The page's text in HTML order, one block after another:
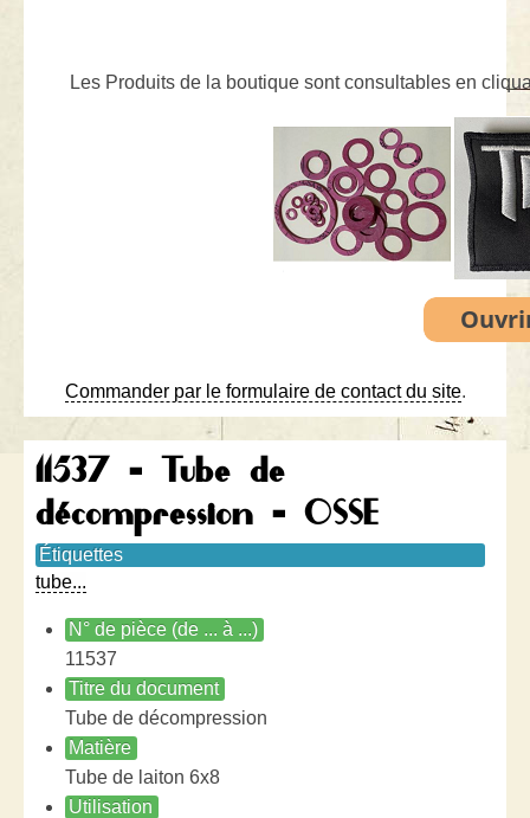
Les Produits de la boutique sont consultables en
Commander par le formulaire de contact du site.
11537 - Tube de
décompression - OSSE
Étiquettes
tube...
N° de pièce (de ... à ...)
11537
Titre du document
Tube de décompression
Matière
Tube de laiton 6x8
Utilisation